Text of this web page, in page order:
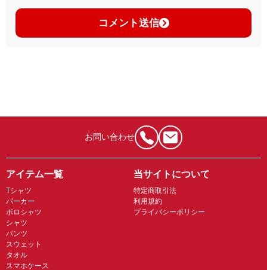
コメント送信
お問い合わせ
アイテム一覧
Tシャツ
パーカー
ポロシャツ
シャツ
パンツ
スウェット
タオル
スマホケース
当サイトについて
特定商取引法
利用規約
プライバシーポリシー